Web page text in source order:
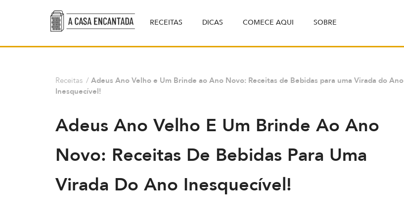
RECEITAS DICAS COMECE AQUI SOBRE
Receitas / Adeus Ano Velho e Um Brinde ao Ano Novo: Receitas de Bebidas para uma Virada do Ano
Inesquecível!
Adeus Ano Velho E Um Brinde Ao Ano
Novo: Receitas De Bebidas Para Uma
Virada Do Ano Inesquecível!